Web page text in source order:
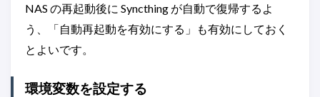
NAS の再起動後に Syncthing が自動で復帰するよ
う、「自動再起動を有効にする」も有効にしておく
とよいです。
環境変数を設定する